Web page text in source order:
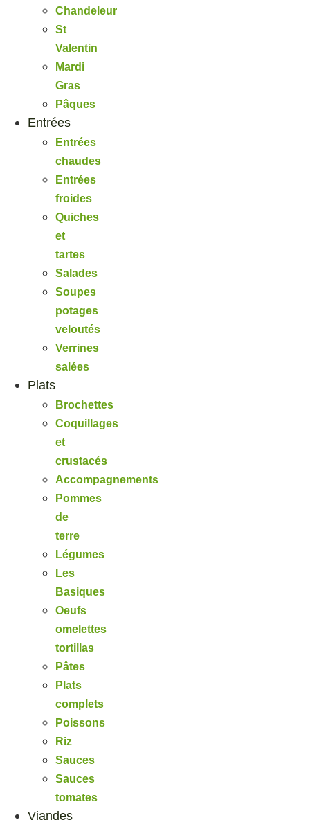
Chandeleur
St
Valentin
Mardi
Gras
Pâques
Entrées
Entrées
chaudes
Entrées
froides
Quiches
et
tartes
Salades
Soupes
potages
veloutés
Verrines
salées
Plats
Brochettes
Coquillages
et
crustacés
Accompagnements
Pommes
de
terre
Légumes
Les
Basiques
Oeufs
omelettes
tortillas
Pâtes
Plats
complets
Poissons
Riz
Sauces
Sauces
tomates
Viandes